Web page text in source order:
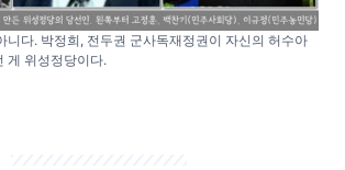
니다. 박정희, 전두권 군사독재정권이 자신의 허수아
게 위성정당이다.